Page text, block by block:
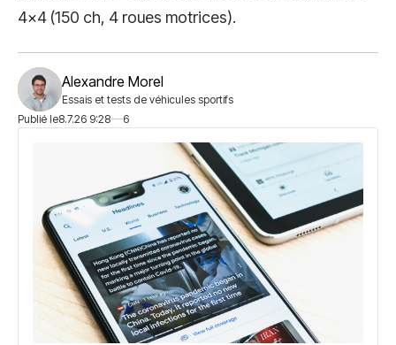
4x4 (150 ch, 4 roues motrices).
Alexandre Morel
Essais et tests de véhicules sportifs
Publié le8.7.26 9:28 6